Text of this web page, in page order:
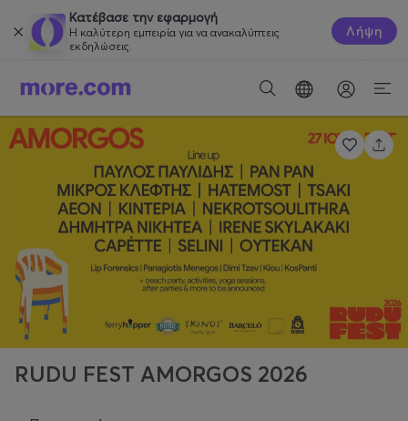
Κατέβασε την εφαρμογή
Η καλύτερη εμπειρία για να ανακαλύπτεις
εκδηλώσεις.
Λήψη
RUDU FEST AMORGOS 2026